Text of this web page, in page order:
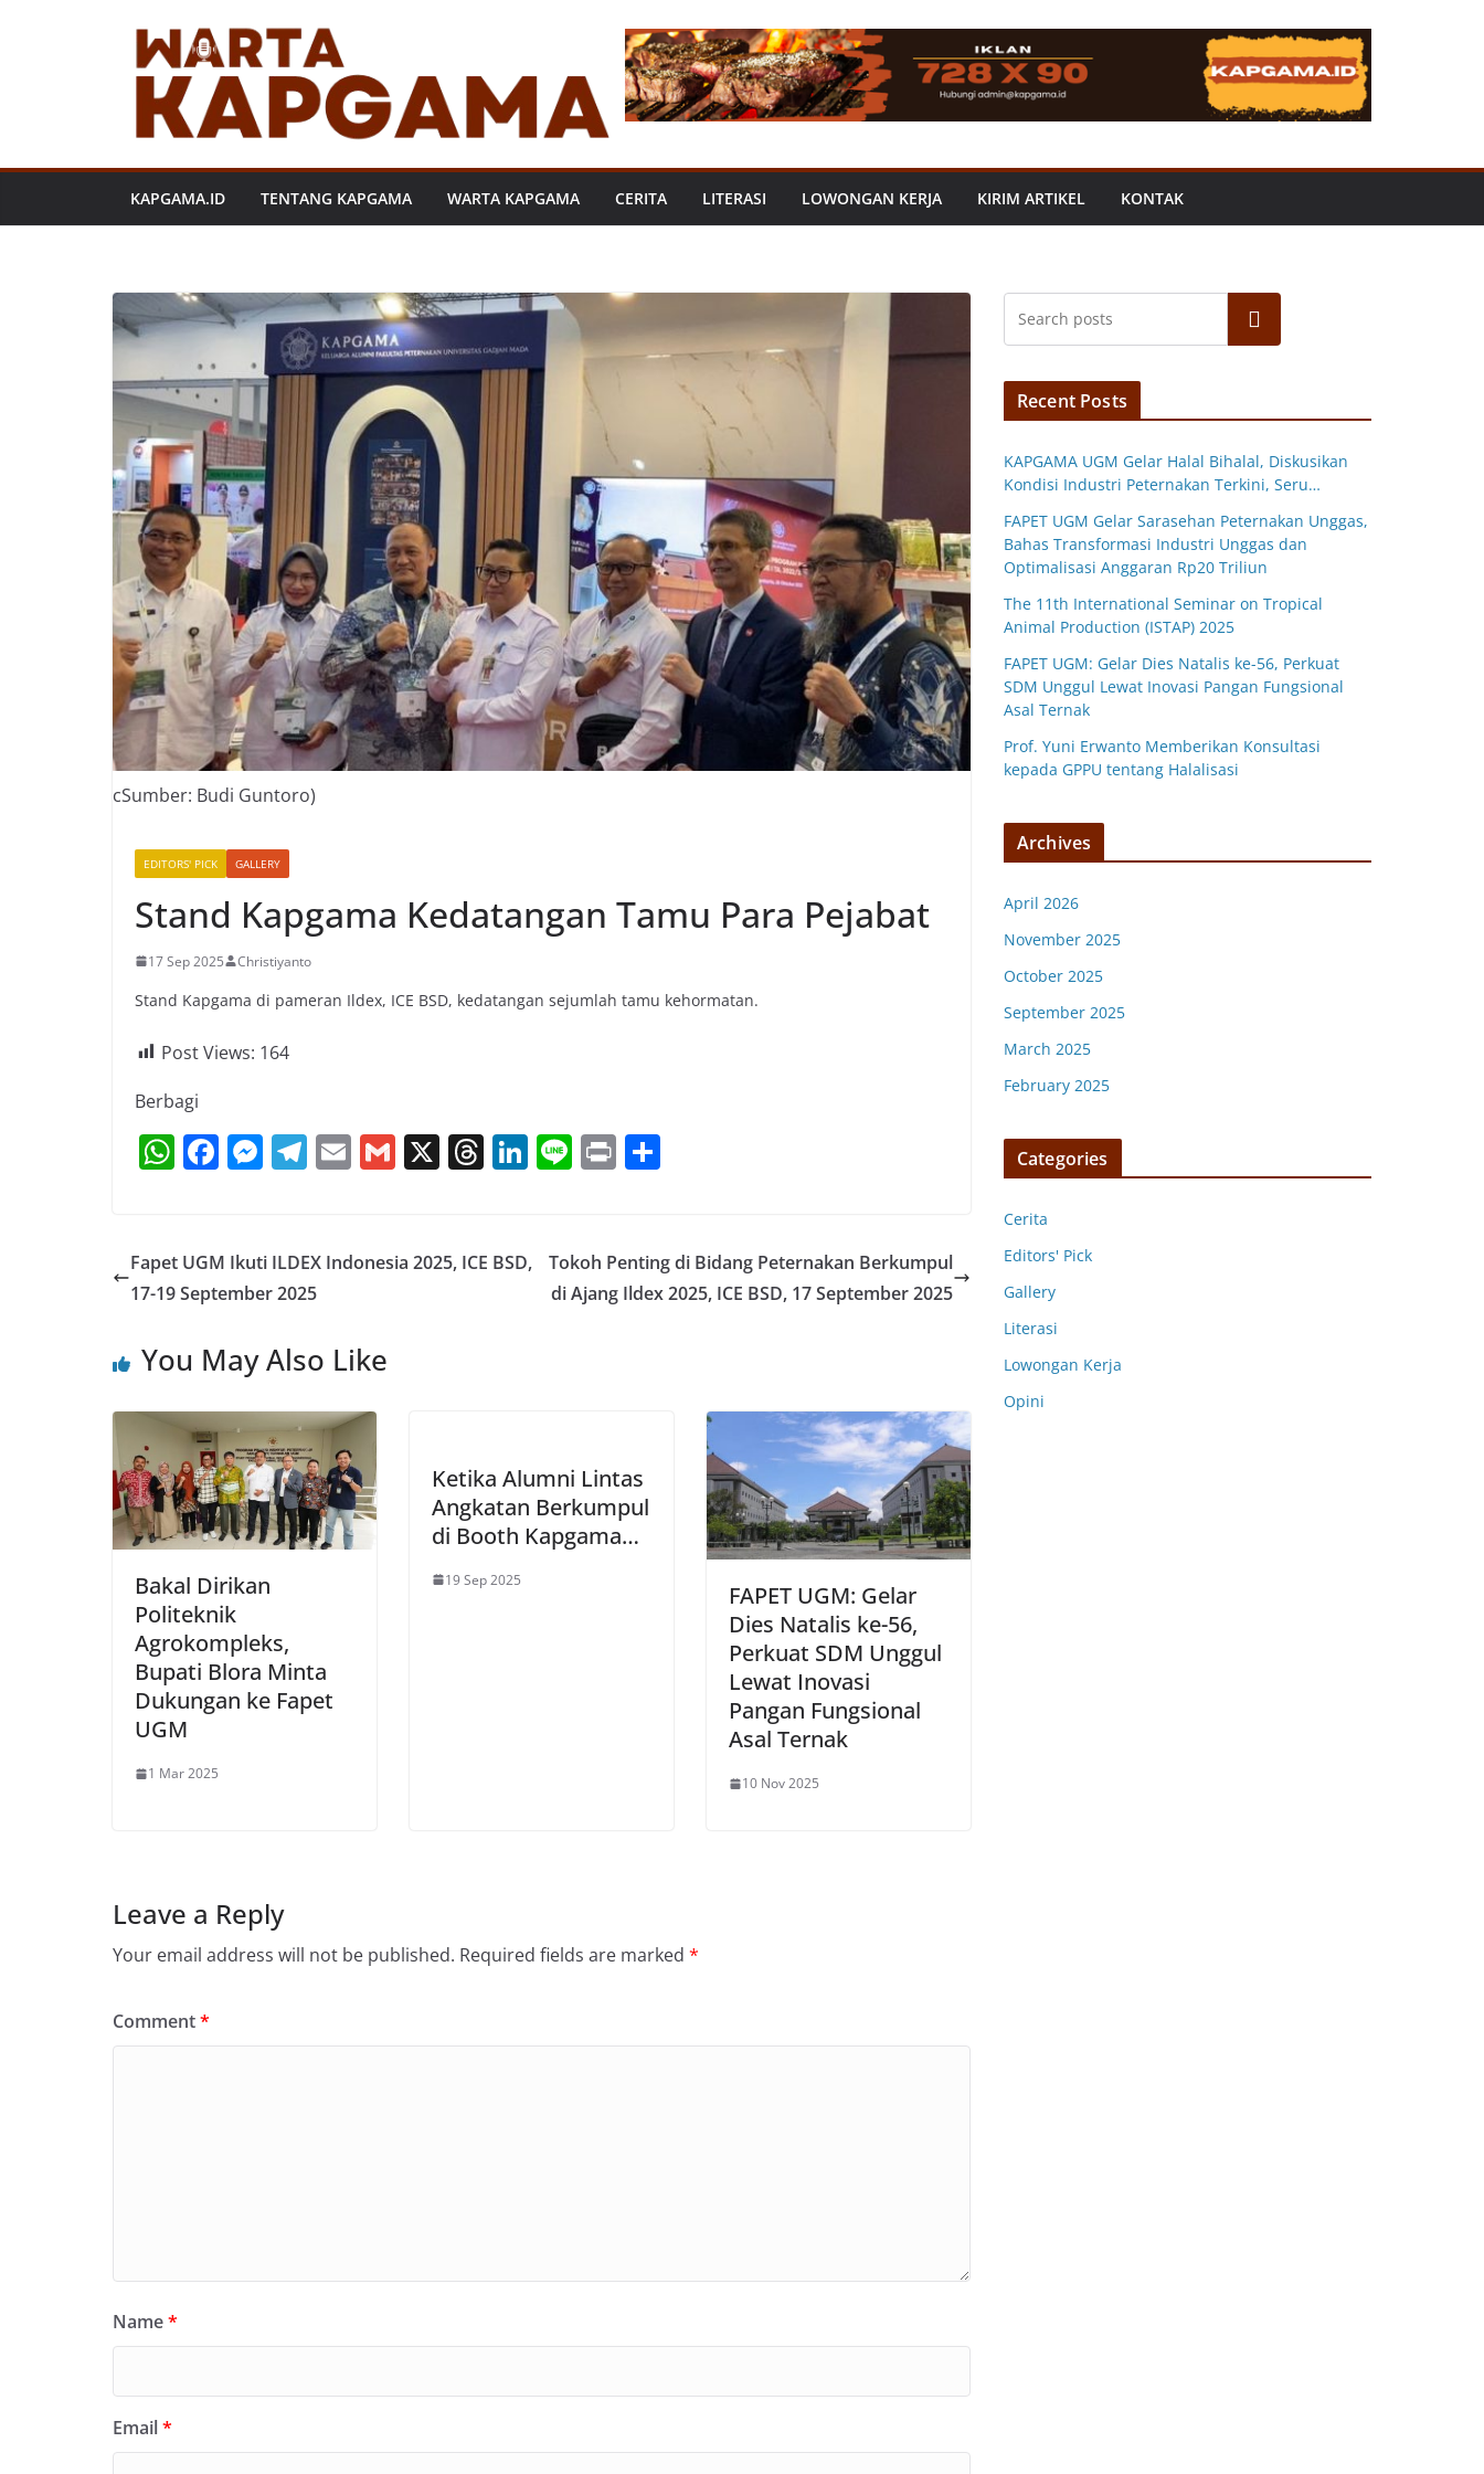
KAPGAMA.ID TENTANG KAPGAMA WARTA KAPGAMA CERITA LITERASI LOWONGAN KERJA KIRIM ARTIKEL KONTAK
cSumber: Budi Guntoro)
EDITORS' PICK GALLERY
Stand Kapgama Kedatangan Tamu Para Pejabat
17 Sep 2025 Christiyanto
Stand Kapgama di pameran Ildex, ICE BSD, kedatangan sejumlah tamu kehormatan.
Post Views: 164
Berbagi
W
s
A
p
F
e
b
o
M
e
n
er
T
gr
a
E
l
G
l
X T
a
Li
e
dI
Li Pr
e
Fapet UGM Ikuti ILDEX Indonesia 2025, ICE BSD,
17-19 September 2025
Tokoh Penting di Bidang Peternakan Berkumpul
di Ajang Ildex 2025, ICE BSD, 17 September 2025
You May Also Like
Bakal Dirikan
Politeknik
Agrokompleks,
Bupati Blora Minta
Dukungan ke Fapet
UGM
1 Mar 2025
Ketika Alumni Lintas
Angkatan Berkumpul
di Booth Kapgama…
19 Sep 2025
FAPET UGM: Gelar
Dies Natalis ke-56,
Perkuat SDM Unggul
Lewat Inovasi
Pangan Fungsional
Asal Ternak
10 Nov 2025
Leave a Reply
Your email address will not be published. Required fields are marked *
Comment*
Name*
Email*
Search
Recent Posts
KAPGAMA UGM Gelar Halal Bihalal, Diskusikan
Kondisi Industri Peternakan Terkini, Seru…
FAPET UGM Gelar Sarasehan Peternakan Unggas,
Bahas Transformasi Industri Unggas dan
Optimalisasi Anggaran Rp20 Triliun
The 11th International Seminar on Tropical
Animal Production (ISTAP) 2025
FAPET UGM: Gelar Dies Natalis ke-56, Perkuat
SDM Unggul Lewat Inovasi Pangan Fungsional
Asal Ternak
Prof. Yuni Erwanto Memberikan Konsultasi
kepada GPPU tentang Halalisasi
Archives
April 2026
November 2025
October 2025
September 2025
March 2025
February 2025
Categories
Cerita
Editors' Pick
Gallery
Literasi
Lowongan Kerja
Opini